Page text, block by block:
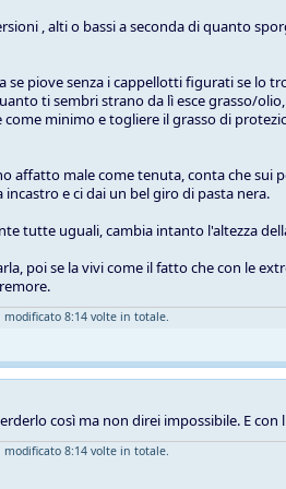
, alti o bassi a seconda di quanto
se piove senza i cappellotti figurati se lo
ti sembri strano da lì esce grasso/
minimo e togliere il grasso di
affatto male come tenuta, conta che sui
e ci dai un bel giro di pasta nera.
tutte uguali, cambia intanto l'altezza
poi se la vivi come il fatto che con le
8:14 volte in totale.
così ma non direi impossibile. E
8:14 volte in totale.